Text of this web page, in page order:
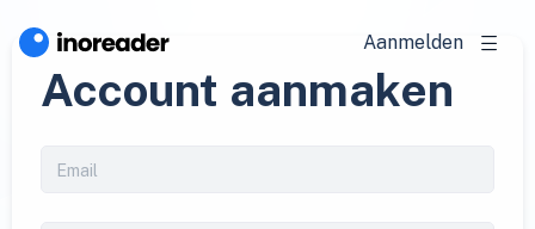
Aanmelden
Account aanmaken